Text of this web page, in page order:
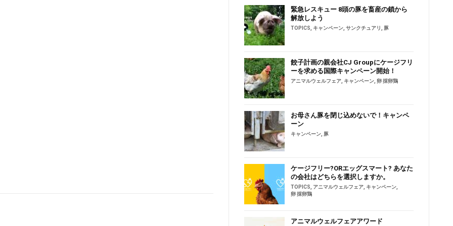
緊急レスキュー 8頭の豚を畜産の鎖から
解放しよう
TOPICS キャンペーン ,サンクチュアリ 豚
餃子計画の親会社CJ Groupにケージフリ
ーを求める国際キャンペーン開始！
アニマルウェルフェア キャンペーン 卵 採卵鶏
お母さん豚を閉じ込めないで！キャンペ
ーン
キャンペーン 豚
ケージフリー?ORエッグスマート? あなた
の会社はどちらを選択しますか。
TOPICS アニマルウェルフェア キャンペーン
卵 採卵鶏
アニマルウェルフェアアワード